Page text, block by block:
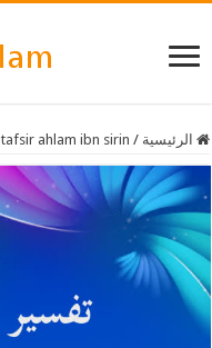
الرئيسية / tafsir ahlam ibn sirin لابن سيرين حرف الخاء